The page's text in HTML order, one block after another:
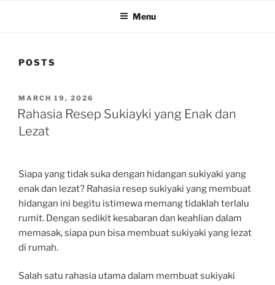
Menu
POSTS
POSTED
ON
MARCH 19, 2026
Rahasia Resep Sukiayki yang Enak dan
Lezat
Siapa yang tidak suka dengan hidangan sukiyaki yang
enak dan lezat? Rahasia resep sukiyaki yang membuat
hidangan ini begitu istimewa memang tidaklah terlalu
rumit. Dengan sedikit kesabaran dan keahlian dalam
memasak, siapa pun bisa membuat sukiyaki yang lezat
di rumah.
Salah satu rahasia utama dalam membuat sukiyaki